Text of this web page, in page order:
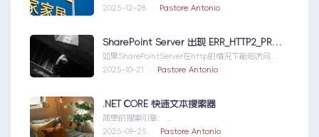
DirectoryNotFoundExceptionwwwroo...aspnet-
2025-12-28 · Pastore Antonio
SharePoint Server 出现 ERR_HTTP2_PROTOCOL_ERROR
如果SharePointServer在http的情况下能够访问，
但是在https下不能访问报错如...SharePointServer
2025-10-21 · Pastore Antonio
.NET CORE 快速文本搜索器
简单的搜索引擎：
usingSystem;usingSystem.Collections.Gen....N
2025-09-25 · Pastore Antonio